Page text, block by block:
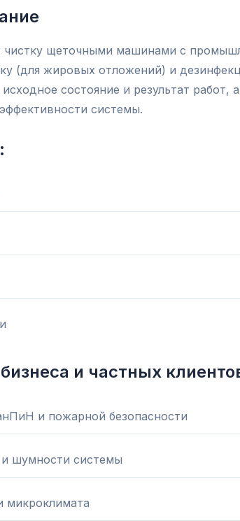
щеточными машинами с
(для жировых отложений) и
состояние и результат работ,
системы.
и частных
и пожарной безопасности
шумности системы
микроклимата